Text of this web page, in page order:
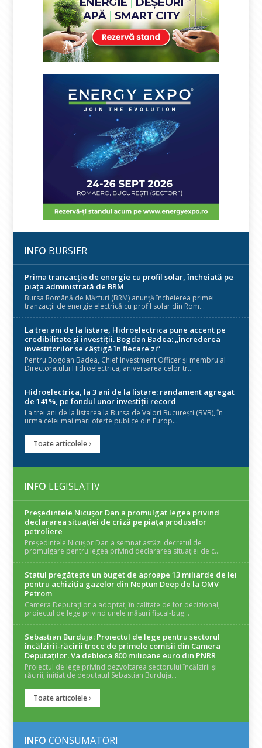
INFO BURSIER
Prima tranzacție de energie cu profil solar, încheiată pe
piața administrată de BRM
Bursa Română de Mărfuri (BRM) anunță încheierea primei
tranzacții de energie electrică cu profil solar din Rom...
La trei ani de la listare, Hidroelectrica pune accent pe
credibilitate și investiții. Bogdan Badea: „Încrederea
investitorilor se câștigă în fiecare zi”
Pentru Bogdan Badea, Chief Investment Officer și membru al
Directoratului Hidroelectrica, aniversarea celor tr...
Hidroelectrica, la 3 ani de la listare: randament agregat
de 141%, pe fondul unor investiții record
La trei ani de la listarea la Bursa de Valori București (BVB), în
urma celei mai mari oferte publice din Europ...
Toate articolele
INFO LEGISLATIV
Președintele Nicuşor Dan a promulgat legea privind
declararea situaţiei de criză pe piaţa produselor
petroliere
Președintele Nicușor Dan a semnat astăzi decretul de
promulgare pentru legea privind declararea situației de c...
Statul pregătește un buget de aproape 13 miliarde de lei
pentru achiziția gazelor din Neptun Deep de la OMV
Petrom
Camera Deputaților a adoptat, în calitate de for decizional,
proiectul de lege privind unele măsuri fiscal-bug...
Sebastian Burduja: Proiectul de lege pentru sectorul
încălzirii-răcirii trece de primele comisii din Camera
Deputaților. Va debloca 800 milioane euro din PNRR
Proiectul de lege privind dezvoltarea sectorului încălzirii și
răcirii, inițiat de deputatul Sebastian Burduja...
Toate articolele
INFO CONSUMATORI